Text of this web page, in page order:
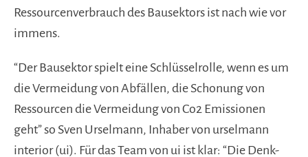
Ressourcenverbrauch des Bausektors ist nach wie vor
immens.
“Der Bausektor spielt eine Schlüsselrolle, wenn es um
die Vermeidung von Abfällen, die Schonung von
Ressourcen die Vermeidung von Co2 Emissionen
geht” so Sven Urselmann, Inhaber von urselmann
interior (ui). Für das Team von ui ist klar: “Die Denk-